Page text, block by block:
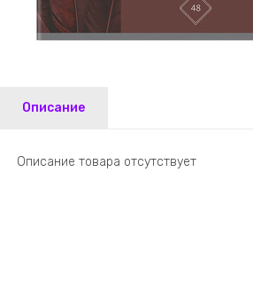
Описание
Описание товара отсутствует